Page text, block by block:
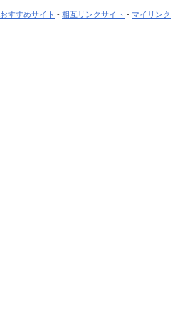
おすすめサイト - 相互リンクサイト - マイリンク